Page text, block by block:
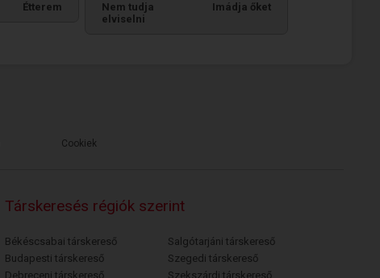
Étterem
Nem tudja
elviselni
Imádja őket
Cookiek
Társkeresés régiók szerint
Békéscsabai társkereső
Budapesti társkereső
Debreceni társkereső
Salgótarjáni társkereső
Szegedi társkereső
Szekszárdi társkereső